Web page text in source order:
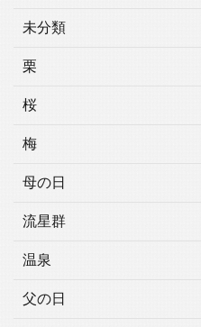
未分類
栗
桜
梅
母の日
流星群
温泉
父の日